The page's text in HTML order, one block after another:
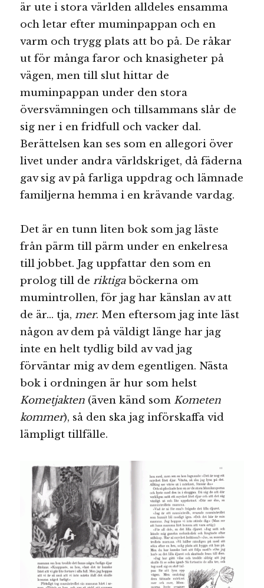
är ute i stora världen alldeles ensamma
och letar efter muminpappan och en
varm och trygg plats att bo på. De råkar
ut för många faror och knasigheter på
vägen, men till slut hittar de
muminpappan under den stora
översvämningen och tillsammans slår de
sig ner i en fridfull och vacker dal.
Berättelsen kan ses som en allegori över
livet under andra världskriget, då fäderna
gav sig av på farliga uppdrag och lämnade
familjerna hemma i en krävande vardag.
Det är en tunn liten bok som jag läste
från pärm till pärm under en enkelresa
till jobbet. Jag uppfattar den som en
prolog till deriktigaböckerna om
mumintrollen, för jag har känslan av att
de är… tja,mer. Men eftersom jag inte läst
någon av dem på väldigt länge har jag
inte en helt tydlig bild av vad jag
förväntar mig av dem egentligen. Nästa
bok i ordningen är hur som helst
Kometjakten (även känd som Kometen
kommer), så den ska jag införskaffa vid
lämpligt tillfälle.